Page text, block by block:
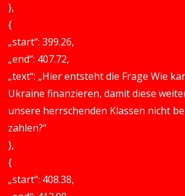
},
{
„start“: 399.26,
„end“: 407.72,
„text“: „Hier entsteht die Frage Wie
Ukraine finanzieren, damit diese
unsere herrschenden Klassen nicht
zahlen?“
},
{
„start“: 408.38,